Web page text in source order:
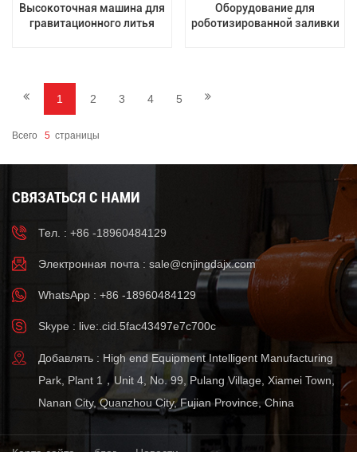
Высокоточная машина для
гравитационного литья
Оборудование для
роботизированной заливки
1 2 3 4 5
Всего 5 Страницы
СВЯЗАТЬСЯ С НАМИ
Тел. : +86 -18960484129
Электронная почта : sale@cnjingdajx.com
WhatsApp : +86 -18960484129
Skype : live:.cid.5fac43497e7c700c
Добавлять : High end Equipment Intelligent Manufacturing
Park, Plant 1，Unit 4, No. 99, Pulang Village, Xiamei Town,
Nanan City, Quanzhou City, Fujian Province, China